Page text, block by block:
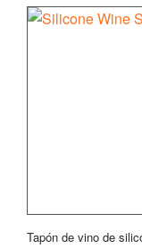
Tapón de vino de